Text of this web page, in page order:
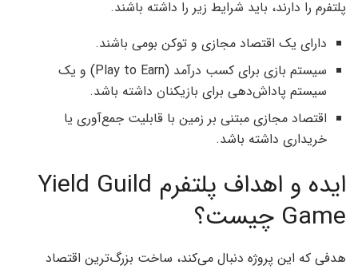
پلتفرم را دارند، باید شرایط زیر را داشته باشند.
دارای یک اقتصاد مجازی و توکن بومی باشند.
سیستم بازی برای کسب درآمد (Play to Earn) و یک
سیستم پاداش‌دهی برای بازیکنان داشته باشد.
اقتصاد مجازی مبتنی بر زمین با قابلیت جمع‌آوری یا
خریداری داشته باشد.
ایده و اهداف پلتفرم Yield Guild
Game چیست؟
هدفی که این پروژه دنبال می‌کند، ساخت بزرگ‌ترین اقتصاد